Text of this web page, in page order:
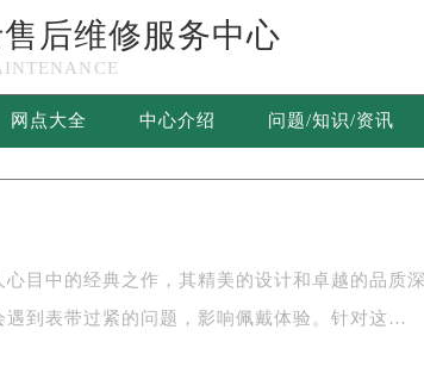
后维修服务中心
网点大全 中心介绍
问题/知识/资讯
士售后维修服务中心竭诚为您服务！
表表带太紧解决方法盘点
心目中的经典之作，其精美的设计和卓越的品质
到表带过紧的问题，影响佩戴体验。针对这…